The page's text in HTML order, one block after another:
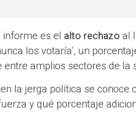
informe es el alto rechazo al
los votaría’, un
amplios sectores de la
la jerga política se conoce
y qué porcentaje